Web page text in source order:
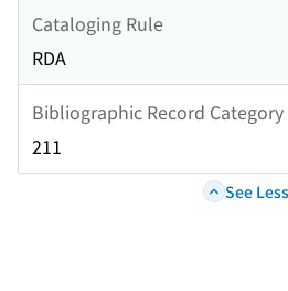
Cataloging Rule
RDA
Bibliographic Record Category
211
See Less